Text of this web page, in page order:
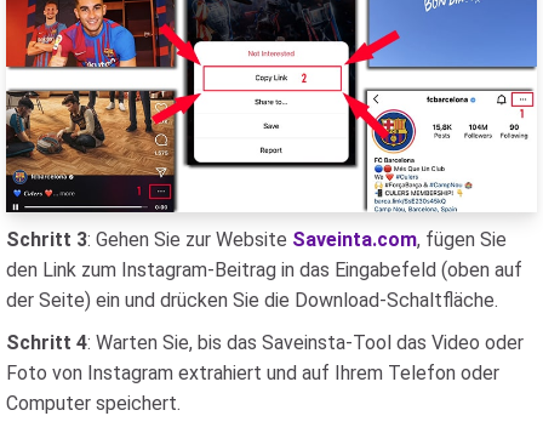
Schritt 3: Gehen Sie zur Website Saveinta.com, fügen Sie
den Link zum Instagram-Beitrag in das Eingabefeld (oben auf
der Seite) ein und drücken Sie die Download-Schaltfläche.
Schritt 4: Warten Sie, bis das Saveinsta-Tool das Video oder
Foto von Instagram extrahiert und auf Ihrem Telefon oder
Computer speichert.